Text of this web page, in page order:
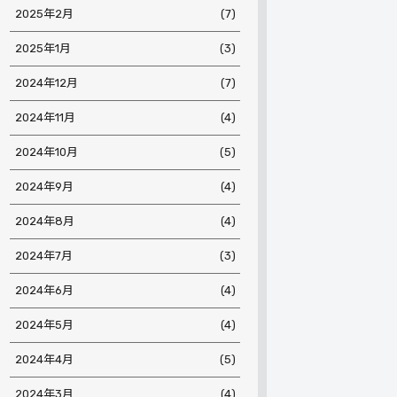
2025年2月 (7)
2025年1月 (3)
2024年12月 (7)
2024年11月 (4)
2024年10月 (5)
2024年9月 (4)
2024年8月 (4)
2024年7月 (3)
2024年6月 (4)
2024年5月 (4)
2024年4月 (5)
2024年3月 (4)